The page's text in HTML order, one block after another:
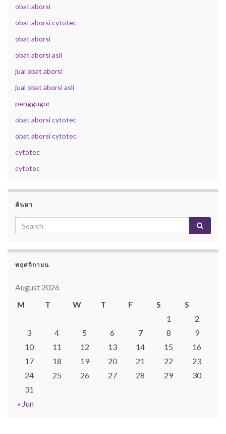
obat aborsi
obat aborsi cytotec
obat aborsi
obat aborsi asli
jual obat aborsi
jual obat aborsi asli
penggugur
obat aborsi cytotec
obat aborsi cytotec
cytotec
cytotec
ค้นหา
พฤศจิกายน
August 2026
M
T W T F S S
« Jun
1
2
3
4 5 6 7 8
9
10
11 12 13 14 15
16
17
18 19 20 21 22
23
24
25 26 27 28 29
30
31